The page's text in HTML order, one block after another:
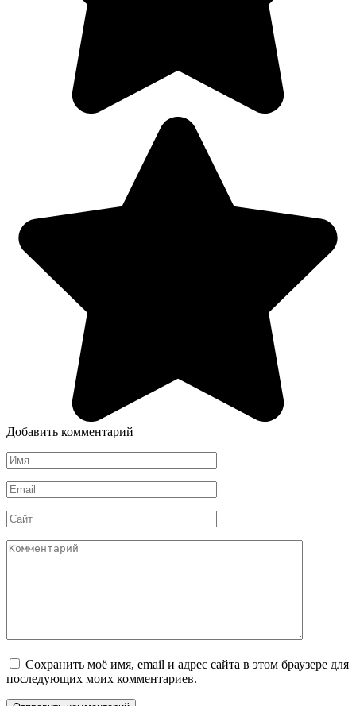
Добавить комментарий
Имя
*
Email
*
Сайт
Комментарий
Сохранить моё имя, email и адрес сайта в этом браузере для
последующих моих комментариев.